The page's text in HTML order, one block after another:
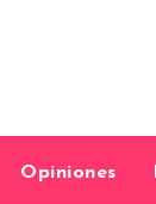
Opiniones